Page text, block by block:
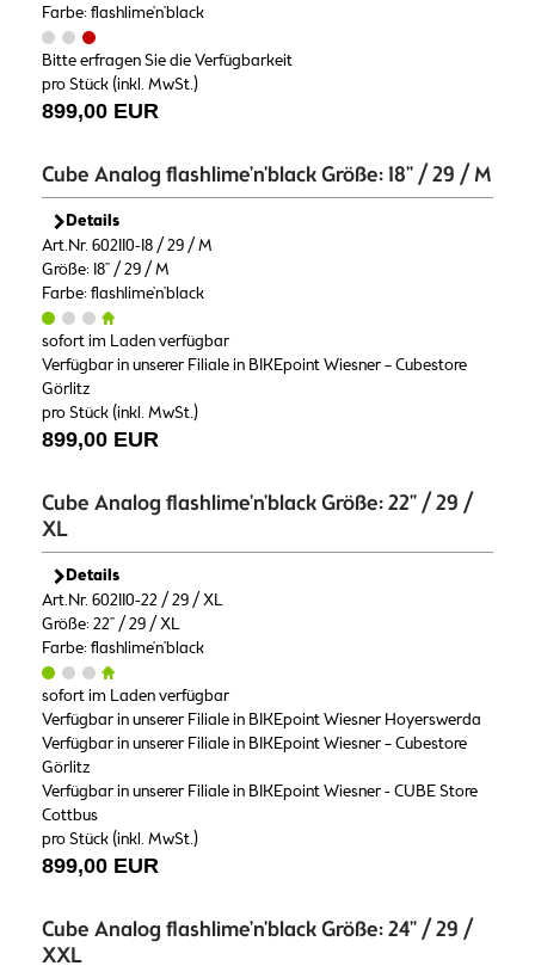
Farbe: flashlime'n'black
Bitte erfragen Sie die Verfügbarkeit
pro Stück (inkl. MwSt.)
899,00 EUR
Cube Analog flashlime'n'black Größe: 18" / 29 / M
Details
Art.Nr. 602110-18 / 29 / M
Größe: 18" / 29 / M
Farbe: flashlime'n'black
sofort im Laden verfügbar
Verfügbar in unserer Filiale in BIKEpoint Wiesner – Cubestore
Görlitz
pro Stück (inkl. MwSt.)
899,00 EUR
Cube Analog flashlime'n'black Größe: 22" / 29 /
XL
Details
Art.Nr. 602110-22 / 29 / XL
Größe: 22" / 29 / XL
Farbe: flashlime'n'black
sofort im Laden verfügbar
Verfügbar in unserer Filiale in BIKEpoint Wiesner Hoyerswerda
Verfügbar in unserer Filiale in BIKEpoint Wiesner – Cubestore
Görlitz
Verfügbar in unserer Filiale in BIKEpoint Wiesner - CUBE Store
Cottbus
pro Stück (inkl. MwSt.)
899,00 EUR
Cube Analog flashlime'n'black Größe: 24" / 29 /
XXL